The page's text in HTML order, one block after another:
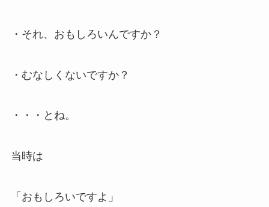
・それ、おもしろいんですか？
・むなしくないですか？
・・・とね。
当時は
「おもしろいですよ」